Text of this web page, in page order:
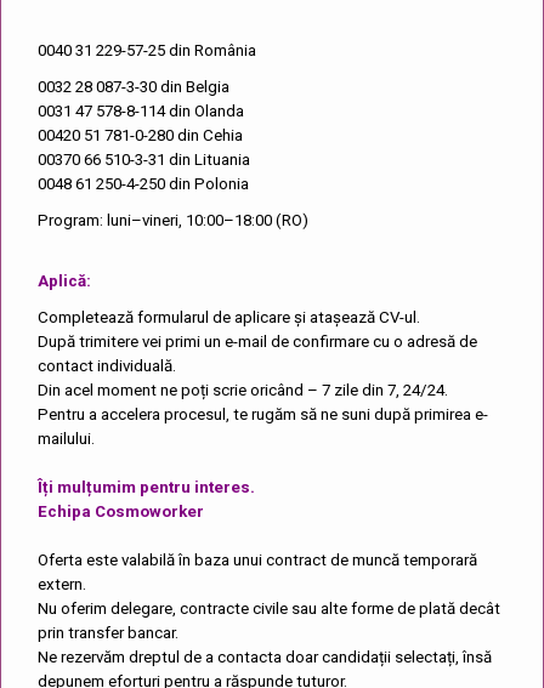
0040 31 229-57-25 din România
0032 28 087-3-30 din Belgia
0031 47 578-8-114din Olanda
00420 51 781-0-280 din Cehia
00370 66 510-3-31 din Lituania
0048 61 250-4-250 din Polonia
Program: luni–vineri, 10:00–18:00 (RO)
Aplică:
Completează formularul de aplicare și atașează CV-ul.
După trimitere vei primi un e-mail de confirmare cu o adresă de
contact individuală.
Din acel moment ne poți scrie oricând – 7 zile din 7, 24/24.
Pentru a accelera procesul, te rugăm să ne suni după primirea e-
mailului.
Îți mulțumim pentru interes.
Echipa Cosmoworker
Oferta este valabilă în baza unui contract de muncă temporară
extern.
Nu oferim delegare, contracte civile sau alte forme de plată decât
prin transfer bancar.
Ne rezervăm dreptul de a contacta doar candidații selectați, însă
depunem eforturi pentru a răspunde tuturor.